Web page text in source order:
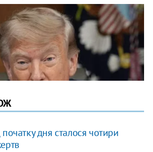
дня сталося чотири